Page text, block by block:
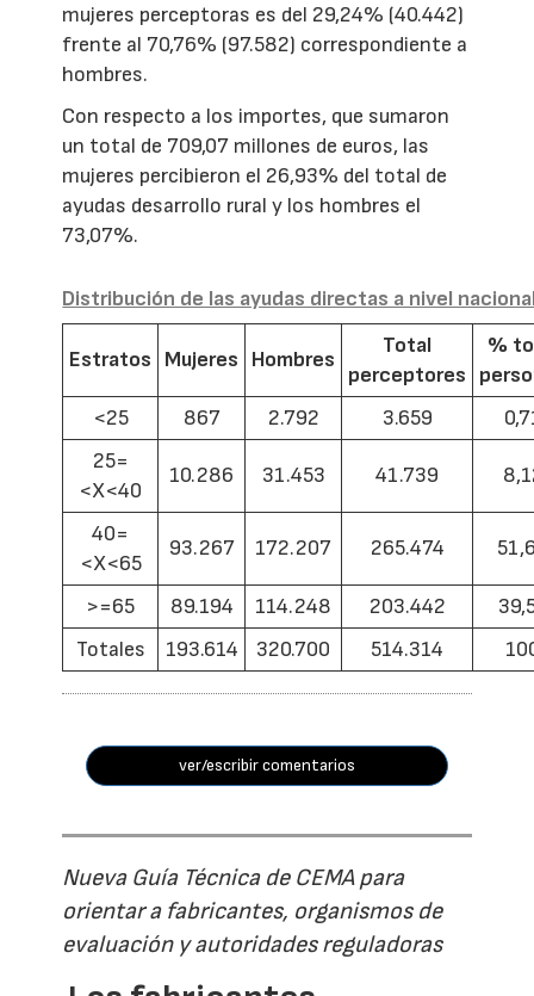
mujeres perceptoras es del 29,24% (40.442)
frente al 70,76% (97.582) correspondiente a
hombres.
Con respecto a los importes, que sumaron
un total de 709,07 millones de euros, las
mujeres percibieron el 26,93% del total de
ayudas desarrollo rural y los hombres el
73,07%.
Distribución de las ayudas directas a nivel
Estratos Mujeres Hombres
Total
perceptores
%
<25
867 2.792 3.659
25=
<X<40
10.286 31.453 41.739
40=
<X<65
93.267 172.207 265.474
>=65 89.194 114.248 203.442
Totales
193.614 320.700 514.314
ver/escribir comentarios
Nueva Guía Técnica de CEMA para
orientar a fabricantes, organismos de
evaluación y autoridades reguladoras